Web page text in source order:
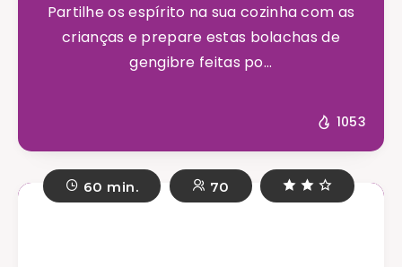
Partilhe os espírito na sua cozinha com as
crianças e prepare estas bolachas de
gengibre feitas po...
1053
60 min. 70